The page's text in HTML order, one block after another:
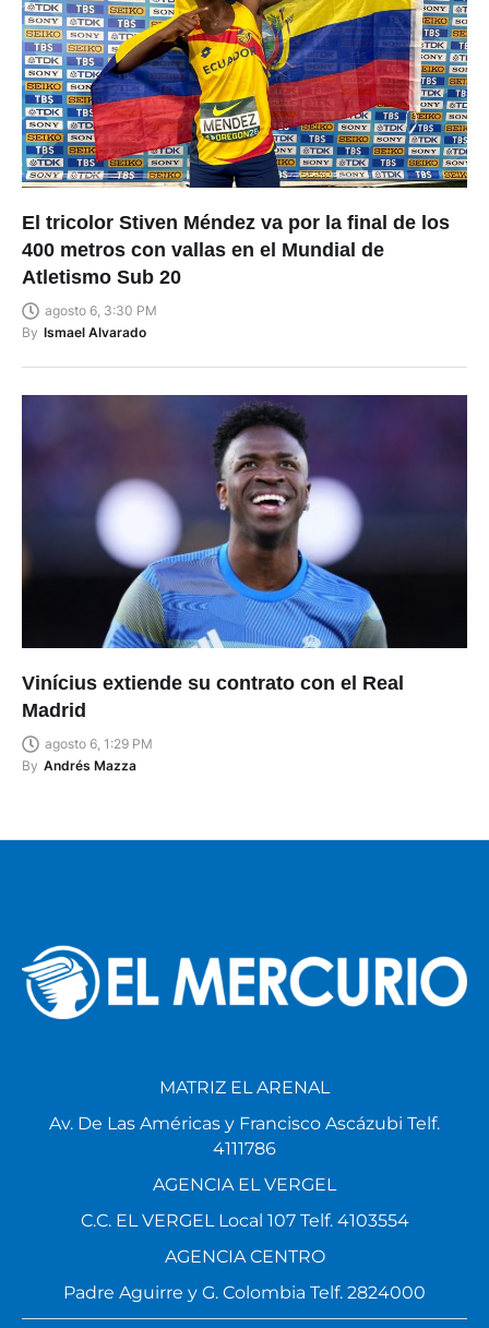
El tricolor Stiven Méndez va por la final de los
400 metros con vallas en el Mundial de
Atletismo Sub 20
agosto 6, 3:30 PM
By Ismael Alvarado
Vinícius extiende su contrato con el Real
Madrid
agosto 6, 1:29 PM
By Andrés Mazza
MATRIZ EL ARENAL
Av. De Las Américas y Francisco Ascázubi Telf.
4111786
AGENCIA EL VERGEL
C.C. EL VERGEL Local 107 Telf. 4103554
AGENCIA CENTRO
Padre Aguirre y G. Colombia Telf. 2824000